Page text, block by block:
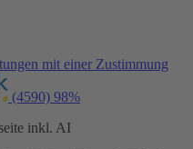
mit einer Zustimmung
(4590) 98%
inkl. AI